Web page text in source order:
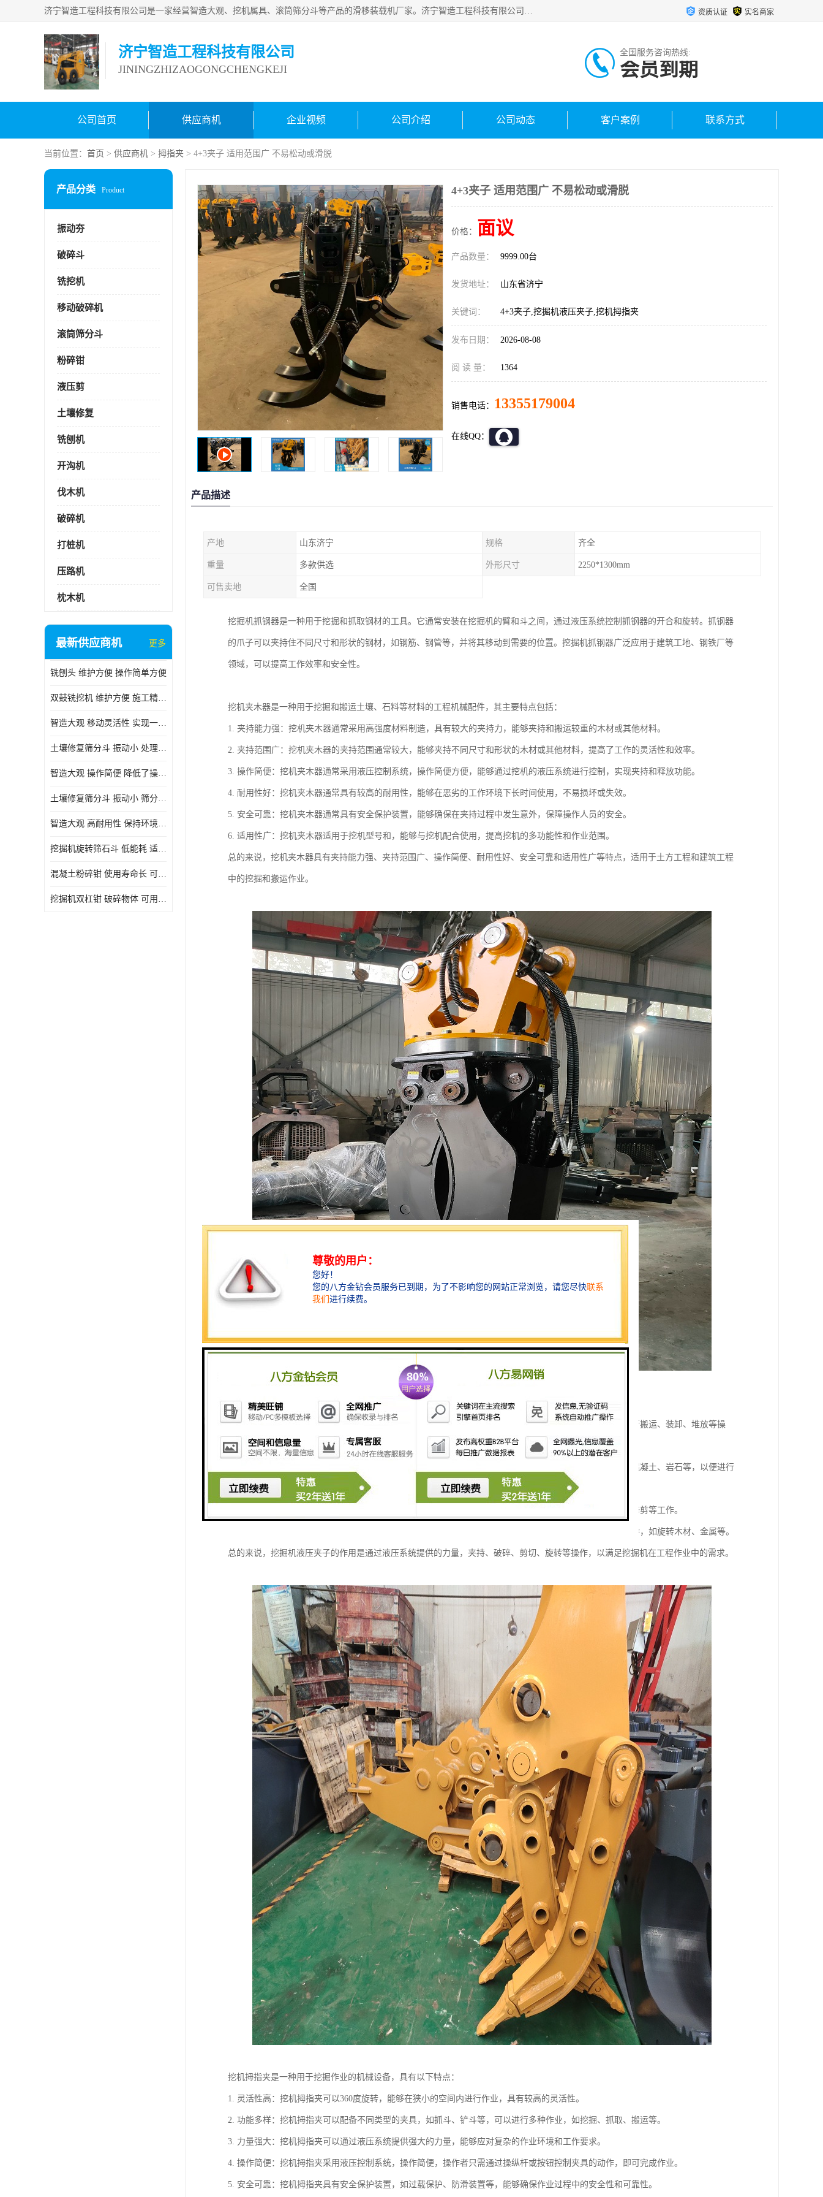
济宁智造工程科技有限公司是一家经营智造大观、挖机属具、滚筒筛分斗等产品的滑移装载机厂家。济宁智造工程科技有限公司奉行以质量赢得用户，诚信为本，互利共赢的宗旨，依靠雄厚的技术力量，科学的管理制度，先进的加工检测设备，始终坚持以客户为中心，免费咨询！ 资质认证 实名商家
济宁智造工程科技有限公司
JININGZHIZAOGONGCHENGKEJI
全国服务咨询热线:
会员到期
公司首页 供应商机 企业视频 公司介绍 公司动态 客户案例 联系方式
当前位置： 首页 > 供应商机 > 拇指夹 > 4+3夹子 适用范围广 不易松动或滑脱
产品分类 Product
振动夯
破碎斗
铣挖机
移动破碎机
滚筒筛分斗
粉碎钳
液压剪
土壤修复
铣刨机
开沟机
伐木机
破碎机
打桩机
压路机
枕木机
最新供应商机 更多
铣刨头 维护方便 操作简单方便
双鼓铣挖机 维护方便 施工精度高
智造大观 移动灵活性 实现一机多用
土壤修复筛分斗 振动小 处理能力大
智造大观 操作简便 降低了操作难度
土壤修复筛分斗 振动小 筛分效果可调节
智造大观 高耐用性 保持环境整洁
挖掘机旋转筛石斗 低能耗 适用范围广
混凝土粉碎钳 使用寿命长 可用于多种场合
挖掘机双杠钳 破碎物体 可用于多种场合
4+3夹子 适用范围广 不易松动或滑脱
价格： 面议
产品数量： 9999.00台
发货地址： 山东省济宁
关键词： 4+3夹子,挖掘机液压夹子,挖机拇指夹
发布日期： 2026-08-08
阅 读 量： 1364
销售电话： 13355179004
在线QQ：
产品描述
产地 山东济宁 规格 齐全
重量 多款供选 外形尺寸 2250*1300mm
可售卖地 全国
挖掘机抓钢器是一种用于挖掘和抓取钢材的工具。它通常安装在挖掘机的臂和斗之间，通过液压系统控制抓钢器的开合和旋转。抓钢器
的爪子可以夹持住不同尺寸和形状的钢材，如钢筋、钢管等，并将其移动到需要的位置。挖掘机抓钢器广泛应用于建筑工地、钢铁厂等
领域，可以提高工作效率和安全性。
挖机夹木器是一种用于挖掘和搬运土壤、石料等材料的工程机械配件，其主要特点包括：
1. 夹持能力强：挖机夹木器通常采用高强度材料制造，具有较大的夹持力，能够夹持和搬运较重的木材或其他材料。
2. 夹持范围广：挖机夹木器的夹持范围通常较大，能够夹持不同尺寸和形状的木材或其他材料，提高了工作的灵活性和效率。
3. 操作简便：挖机夹木器通常采用液压控制系统，操作简便方便，能够通过挖机的液压系统进行控制，实现夹持和释放功能。
4. 耐用性好：挖机夹木器通常具有较高的耐用性，能够在恶劣的工作环境下长时间使用，不易损坏或失效。
5. 安全可靠：挖机夹木器通常具有安全保护装置，能够确保在夹持过程中发生意外，保障操作人员的安全。
6. 适用性广：挖机夹木器适用于挖机型号和，能够与挖机配合使用，提高挖机的多功能性和作业范围。
总的来说，挖机夹木器具有夹持能力强、夹持范围广、操作简便、耐用性好、安全可靠和适用性广等特点，适用于土方工程和建筑工程
中的挖掘和搬运作业。
挖掘机液压夹子的作用主要有以下几个方面：
1. 夹持物体：挖掘机液压夹子可以通过液压系统提供的压力，夹持住物体，如石块、木材、金属等，以便进行搬运、装卸、堆放等操
作。
2. 破碎物体：挖掘机液压夹子还可以通过调节液压系统的压力和夹持力度，将夹持的物体进行破碎，如破碎混凝土、岩石等，以便进行
拆除、清理等工作。
3. 剪切物体：一些特殊设计的挖掘机液压夹子还可以进行剪切操作，如剪切金属、钢筋等，以便进行拆解、修剪等工作。
4. 旋转物体：部分挖掘机液压夹子还具备旋转功能，可以通过液压系统控制夹子的旋转角度，以便进行的操作，如旋转木材、金属等。
总的来说，挖掘机液压夹子的作用是通过液压系统提供的力量，夹持、破碎、剪切、旋转等操作，以满足挖掘机在工程作业中的需求。
挖机拇指夹是一种用于挖掘作业的机械设备，具有以下特点：
1. 灵活性高：挖机拇指夹可以360度旋转，能够在狭小的空间内进行作业，具有较高的灵活性。
2. 功能多样：挖机拇指夹可以配备不同类型的夹具，如抓斗、铲斗等，可以进行多种作业，如挖掘、抓取、搬运等。
3. 力量强大：挖机拇指夹可以通过液压系统提供强大的力量，能够应对复杂的作业环境和工作要求。
4. 操作简便：挖机拇指夹采用液压控制系统，操作简便，操作者只需通过操纵杆或按钮控制夹具的动作，即可完成作业。
5. 安全可靠：挖机拇指夹具有安全保护装置，如过载保护、防滑装置等，能够确保作业过程中的安全性和可靠性。